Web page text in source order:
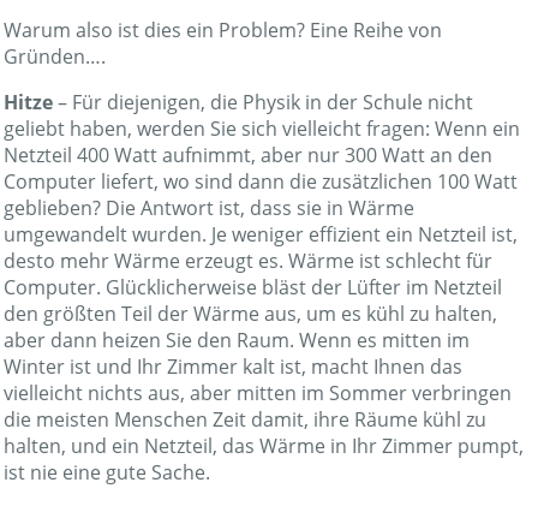
Warum also ist dies ein Problem? Eine Reihe von
Gründen….
Hitze– Für diejenigen, die Physik in der Schule nicht
geliebt haben, werden Sie sich vielleicht fragen: Wenn ein
Netzteil 400 Watt aufnimmt, aber nur 300 Watt an den
Computer liefert, wo sind dann die zusätzlichen 100 Watt
geblieben? Die Antwort ist, dass sie in Wärme
umgewandelt wurden. Je weniger effizient ein Netzteil ist,
desto mehr Wärme erzeugt es. Wärme ist schlecht für
Computer. Glücklicherweise bläst der Lüfter im Netzteil
den größten Teil der Wärme aus, um es kühl zu halten,
aber dann heizen Sie den Raum. Wenn es mitten im
Winter ist und Ihr Zimmer kalt ist, macht Ihnen das
vielleicht nichts aus, aber mitten im Sommer verbringen
die meisten Menschen Zeit damit, ihre Räume kühl zu
halten, und ein Netzteil, das Wärme in Ihr Zimmer pumpt,
ist nie eine gute Sache.